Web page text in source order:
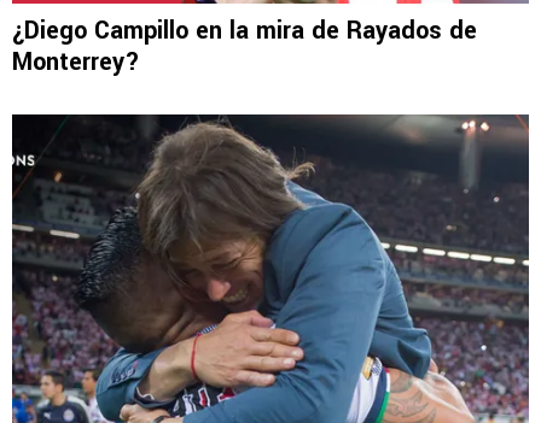
¿Diego Campillo en la mira de Rayados de
Monterrey?